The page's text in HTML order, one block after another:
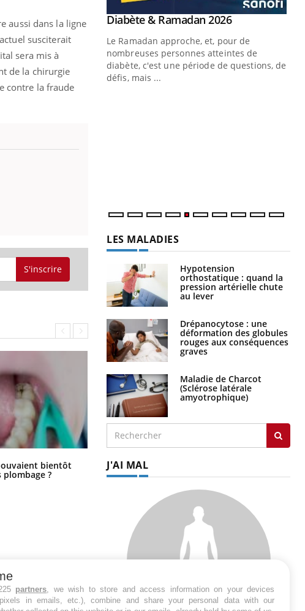
aussi dans la ligne
susciterait
sera mis à
de la chirurgie
contre la fraude
S'inscrire
bientôt
?
Éclipse solaire du 12 août : “Des
verres adaptés, c'est indispensable
pour la santé des yeux”
des Mains : se
!Youtube
lui, un tout nouveau
plage, piscine,
air… Nos mains
Youtube
Diabète & Ramadan 2026Youtube
Le Ramadan approche, et, pour de
nombreuses personnes atteintes de
diabète, c'est une période de questions, de
défis, mais ...
LES MALADIES
Hypotension
orthostatique : quand la
pression artérielle chute
au lever
Drépanocytose : une
déformation des globules
rouges aux conséquences
graves
Maladie de Charcot
(Sclérose latérale
amyotrophique)
J'AI MAL
partners, we wish to store and access information on your devices
in emails, etc.), combine and share your personal data with our